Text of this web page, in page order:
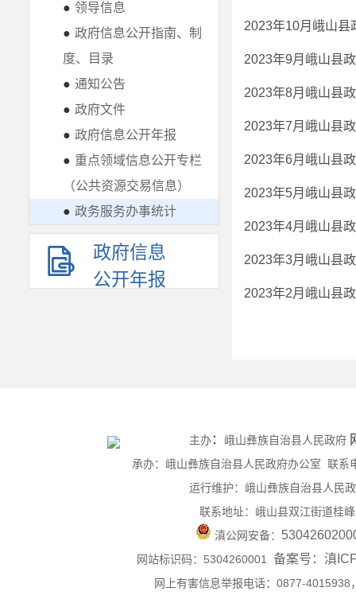
● 领导信息
● 政府信息公开指南、制
度、目录
● 通知公告
● 政府文件
● 政府信息公开年报
● 重点领域信息公开专栏
（公共资源交易信息）
● 政务服务办事统计
政府信息
公开年报
2023年10月峨山县
2023年9月峨山县
2023年8月峨山县
2023年7月峨山县
2023年6月峨山县
2023年5月峨山县
2023年4月峨山县
2023年3月峨山县
2023年2月峨山县
主办： 峨山彝族自治县人民政府
承办：峨山彝族自治县人民政府办公室 联系
运行维护：峨山彝族自治县人民
联系地址：峨山县双江街道桂
滇公网安备：
网站标识码：5304260001 备案号：滇
网上有害信息举报电话：0877-4015938